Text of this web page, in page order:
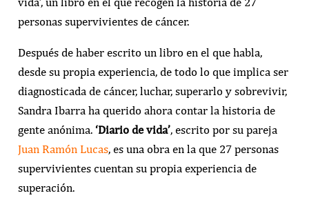
personas supervivientes de cáncer.
Después de haber escrito un libro en el que habla,
desde su propia experiencia, de todo lo que implica ser
diagnosticada de cáncer, luchar, superarlo y sobrevivir,
Sandra Ibarra ha querido ahora contar la historia de
gente anónima. ‘Diario de vida’, escrito por su pareja
Juan Ramón Lucas, es una obra en la que 27 personas
supervivientes cuentan su propia experiencia de
superación.